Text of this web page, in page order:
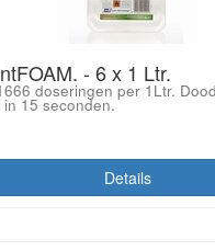
- 6 x 1 Ltr.
doseringen per 1Ltr.
15 seconden.
Details